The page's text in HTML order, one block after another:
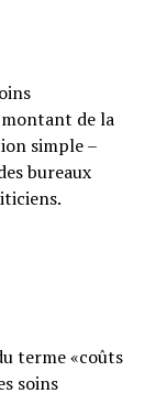
de la
simple –
bureaux
terme «coûts
soins